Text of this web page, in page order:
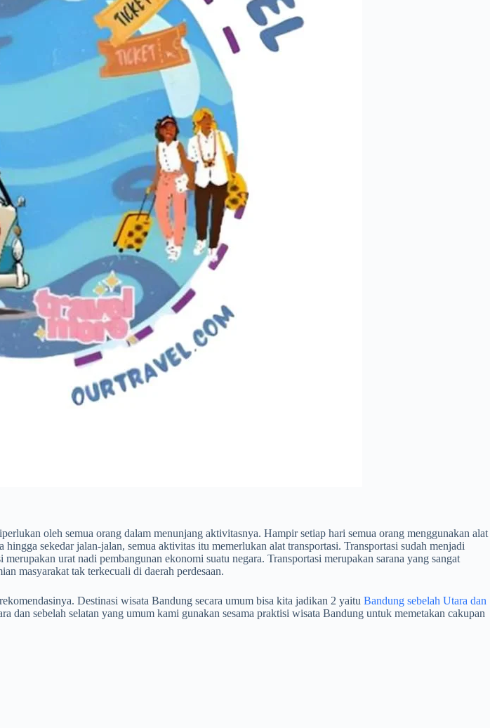
oleh semua orang dalam menunjang aktivitasnya. Hampir setiap hari semua orang menggunakan alat
sekedar jalan-jalan, semua aktivitas itu memerlukan alat transportasi. Transportasi sudah menjadi
urat nadi pembangunan ekonomi suatu negara. Transportasi merupakan sarana yang sangat
masyarakat tak terkecuali di daerah perdesaan.
Destinasi wisata Bandung secara umum bisa kita jadikan 2 yaitu Bandung sebelah Utara dan
dan sebelah selatan yang umum kami gunakan sesama praktisi wisata Bandung untuk memetakan cakupan